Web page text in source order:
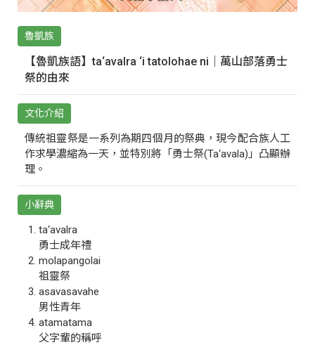
魯凱族
【魯凱族語】ta‘avalra ‘i tatolohae ni｜萬山部落勇士
祭的由來
文化介紹
傳統祖靈祭是一系列為期四個月的祭典，現今配合族人工
作求學濃縮為一天，並特別將「勇士祭(Ta‘avala)」凸顯辦
理。
小辭典
ta‘avalra
勇士成年禮
molapangolai
祖靈祭
asavasavahe
男性青年
atamatama
父字輩的稱呼